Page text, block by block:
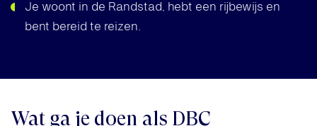
Je woont in de Randstad, hebt een rijbewijs en
bent bereid te reizen.
Wat ga je doen als DBC